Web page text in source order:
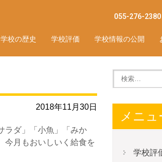
055-276-2380
学校の歴史 学校評価 学校情報の公開
2018年11月30日
ラダ」「小魚」「みか
今月もおいしいく給食を
メニュ
学校評